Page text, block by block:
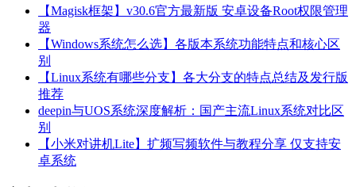
【Magisk框架】v30.6官方最新版 安卓设备Root权限管理
器
【Windows系统怎么选】各版本系统功能特点和核心区
别
【Linux系统有哪些分支】各大分支的特点总结及发行版
推荐
deepin与UOS系统深度解析：国产主流Linux系统对比区
别
【小米对讲机Lite】扩频写频软件与教程分享 仅支持安
卓系统